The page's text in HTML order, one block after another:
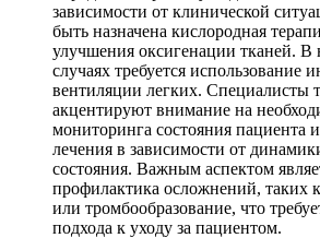
зависимости от клинической
быть назначена кислородная
улучшения оксигенации тканей. В
случаях требуется использование
вентиляции легких. Специалисты
акцентируют внимание на
мониторинга состояния пациента
лечения в зависимости от
состояния. Важным аспектом
профилактика осложнений, таких
или тромбообразование, что
подхода к уходу за пациентом.